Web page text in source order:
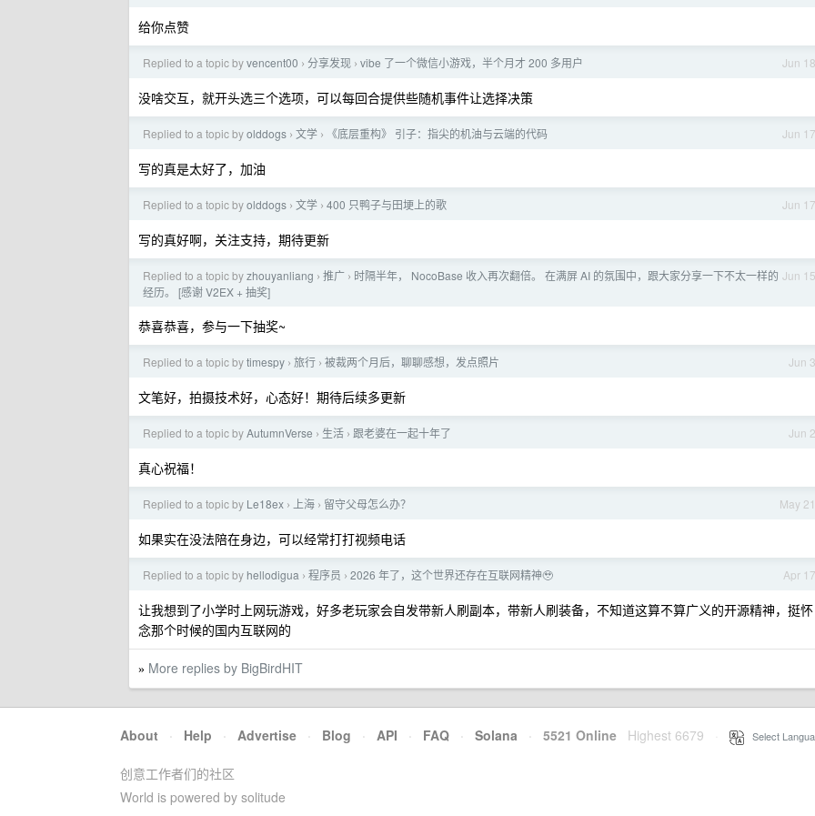
给你点赞
Jun 18
Replied to a topic byvencent00 › 分享发现 › vibe 了一个微信小游戏，半个月才 200 多用户
没啥交互，就开头选三个选项，可以每回合提供些随机事件让选择决策
Jun 17
Replied to a topic byolddogs › 文学 › 《底层重构》 引子：指尖的机油与云端的代码
写的真是太好了，加油
Jun 17
Replied to a topic byolddogs › 文学 › 400 只鸭子与田埂上的歌
写的真好啊，关注支持，期待更新
Jun 15
Replied to a topic byzhouyanliang › 推广 › 时隔半年， NocoBase 收入再次翻倍。 在满屏 AI 的氛围中，跟大家分享一下不太一样的
经历。 [感谢 V2EX + 抽奖]
恭喜恭喜，参与一下抽奖~
Jun 3
Replied to a topic bytimespy › 旅行 › 被裁两个月后，聊聊感想，发点照片
文笔好，拍摄技术好，心态好！期待后续多更新
Jun 2
Replied to a topic byAutumnVerse › 生活 › 跟老婆在一起十年了
真心祝福！
May 21
Replied to a topic by Le18ex › 上海 › 留守父母怎么办？
如果实在没法陪在身边，可以经常打打视频电话
Apr 17
Replied to a topic by hellodigua › 程序员 › 2026 年了，这个世界还存在互联网精神🥹
让我想到了小学时上网玩游戏，好多老玩家会自发带新人刷副本，带新人刷装备，不知道这算不算广义的开源精神，挺怀
念那个时候的国内互联网的
» More replies by BigBirdHIT
About · Help · Advertise · Blog · API · FAQ · Solana · 5521 Online Highest 6679 Select
创意工作者们的社区
World is powered by solitude